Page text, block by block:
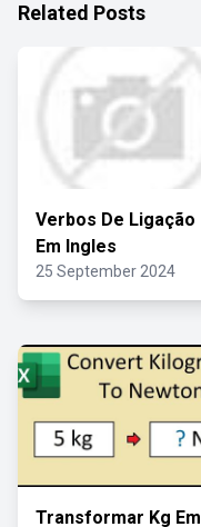
Related Posts
Verbos De Ligação
Em Ingles
25 September 2024
Transformar Kg Em